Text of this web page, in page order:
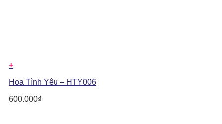
+
Hoa Tình Yêu – HTY006
600.000₫